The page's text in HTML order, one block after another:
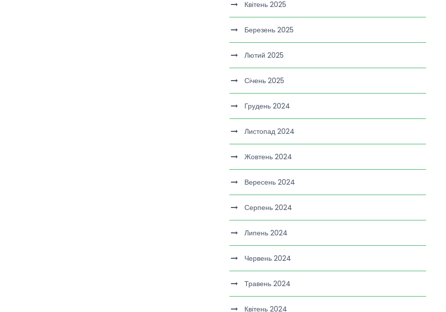
Квітень 2025
Березень 2025
Лютий 2025
Січень 2025
Грудень 2024
Листопад 2024
Жовтень 2024
Вересень 2024
Серпень 2024
Липень 2024
Червень 2024
Травень 2024
Квітень 2024